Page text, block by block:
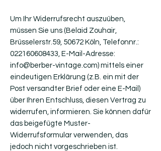
Um Ihr Widerrufsrecht auszuüben,
müssen Sie uns (Belaid Zouhair,
Brüsselerstr.59, 50672 Köln, Telefonnr.:
022160608433, E-Mail-Adresse:
info@berber-vintage.com) mittels einer
eindeutigen Erklärung (z.B. ein mit der
Post versandter Brief oder eine E-Mail)
über Ihren Entschluss, diesen Vertrag zu
widerrufen, informieren. Sie können dafür
das beigefügte Muster-
Widerrufsformular verwenden, das
jedoch nicht vorgeschrieben ist.